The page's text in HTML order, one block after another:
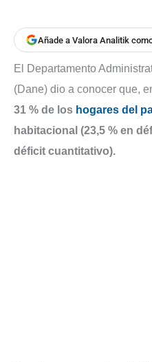
Añade a Valora Analitik
El Departamento
(Dane) dio a conocer que,
31 % de los hogares del
habitacional (23,5 % en
déficit cuantitativo).